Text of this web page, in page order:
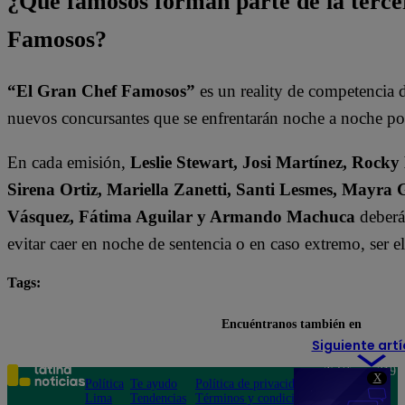
X
Famosos?
“El Gran Chef Famosos” es un reality de competencia
nuevos concursantes que se enfrentarán noche a noche
En cada emisión, Leslie Stewart, Josi Martínez, Rocky
Sirena Ortiz, Mariella Zanetti, Santi Lesmes, Mayra
Vásquez, Fátima Aguilar y Armando Machuca
evitar caer en noche de sentencia o en caso extremo, ser
Tags:
Siguiente
Encuéntranos también en
Política
Lima
Te ayudo
Tendencias
Política de privacidad
Términos y condiciones
Teléfono: 219
Av. San